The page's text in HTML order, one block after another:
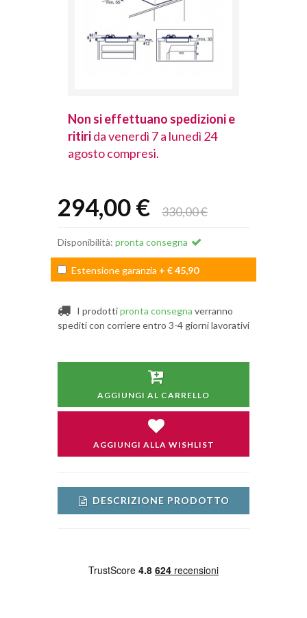
Non si effettuano spedizioni e
ritirida venerdì 7 a lunedì 24
agosto compresi.
294,00 € 330,00 €
Disponibilità: pronta consegna
Estensione garanzia + € 45,90
I prodottipronta consegna verranno
spediti con corriere entro 3-4 giorni lavorativi
AGGIUNGI AL CARRELLO
AGGIUNGI ALLA WISHLIST
DESCRIZIONE PRODOTTO